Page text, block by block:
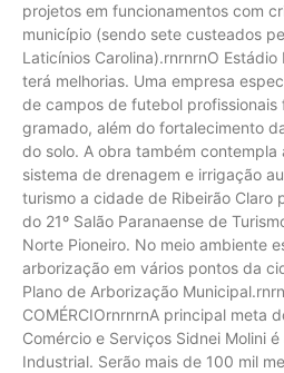
projetos em funcionamentos com
município (sendo sete custeados
Laticínios Carolina).rnrnrnO
terá melhorias. Uma empresa
de campos de futebol
gramado, além do fortalecimento
do solo. A obra também contempla
sistema de drenagem e irrigação
turismo a cidade de Ribeirão Claro
do 21º Salão Paranaense de
Norte Pioneiro. No meio ambiente
arborização em vários pontos da
Plano de Arborização
COMÉRCIOrnrnrnA principal meta
Comércio e Serviços Sidnei Molini
Industrial. Serão mais de 100 mil